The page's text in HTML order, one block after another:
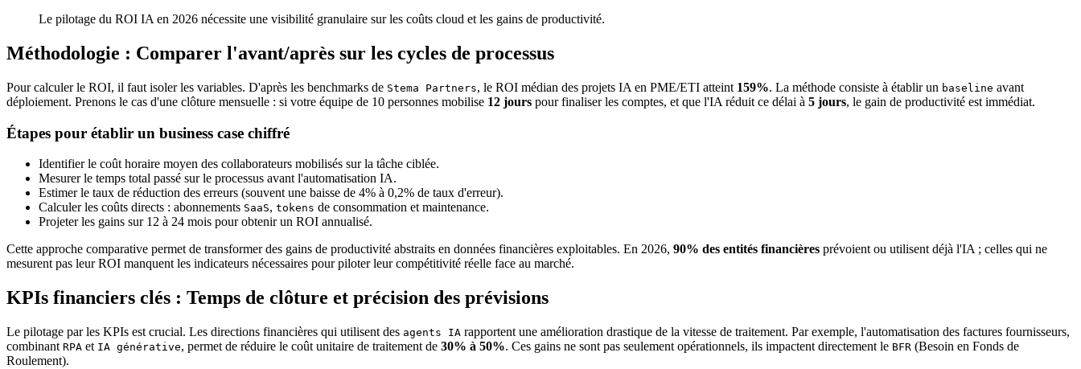
Le pilotage du ROI IA en 2026 nécessite une visibilité granulaire sur les coûts cloud et les gains de productivité.
Méthodologie : Comparer l'avant/après sur les cycles de processus
Pour calculer le ROI, il faut isoler les variables. D'après les benchmarks de Stema Partners, le ROI médian des projets IA en PME/ETI atteint 159%. La méthode consiste à établir un baseline avant
déploiement. Prenons le cas d'une clôture mensuelle : si votre équipe de 10 personnes mobilise 12 jours pour finaliser les comptes, et que l'IA réduit ce délai à 5 jours, le gain de productivité est immédiat.
Étapes pour établir un business case chiffré
Identifier le coût horaire moyen des collaborateurs mobilisés sur la tâche ciblée.
Mesurer le temps total passé sur le processus avant l'automatisation IA.
Estimer le taux de réduction des erreurs (souvent une baisse de 4% à 0,2% de taux d'erreur).
Calculer les coûts directs : abonnements SaaS, tokens de consommation et maintenance.
Projeter les gains sur 12 à 24 mois pour obtenir un ROI annualisé.
Cette approche comparative permet de transformer des gains de productivité abstraits en données financières exploitables. En 2026, 90% des entités financières prévoient ou utilisent déjà l'IA ; celles qui ne
mesurent pas leur ROI manquent les indicateurs nécessaires pour piloter leur compétitivité réelle face au marché.
KPIs financiers clés : Temps de clôture et précision des prévisions
Le pilotage par les KPIs est crucial. Les directions financières qui utilisent des agents IA rapportent une amélioration drastique de la vitesse de traitement. Par exemple, l'automatisation des factures fournisseurs,
combinant RPA et IA générative, permet de réduire le coût unitaire de traitement de 30% à 50%. Ces gains ne sont pas seulement opérationnels, ils impactent directement le BFR (Besoin en Fonds de
Roulement).